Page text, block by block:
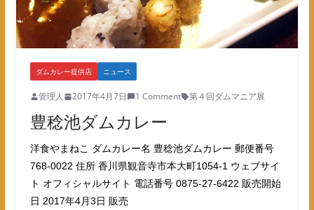
ダムカレー提供店 ニュース
管理人 2017年4月7日 1 Comment 第４回ダムマニア展
豊稔池ダムカレー
洋食やまねこ ダムカレー名 豊稔池ダムカレー 郵便番号
768-0022 住所 香川県観音寺市本大町1054-1 ウェブサイ
ト オフィシャルサイト 電話番号 0875-27-6422 販売開始
日 2017年4月3日 販売